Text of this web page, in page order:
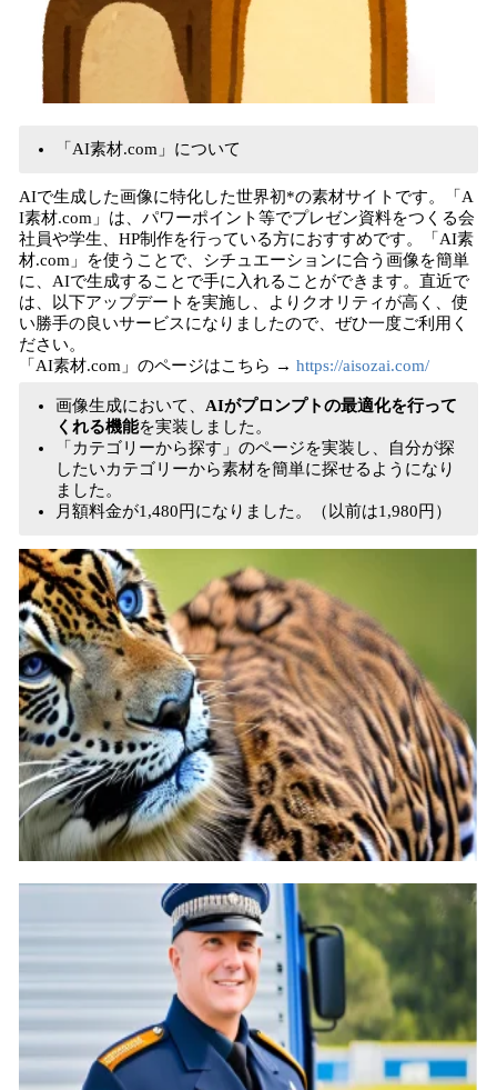
「AI素材.com」について
AIで生成した画像に特化した世界初*の素材サイトです。「A
I素材.com」は、パワーポイント等でプレゼン資料をつくる会
社員や学生、HP制作を行っている方におすすめです。「AI素
材.com」を使うことで、シチュエーションに合う画像を簡単
に、AIで生成することで手に入れることができます。直近で
は、以下アップデートを実施し、よりクオリティが高く、使
い勝手の良いサービスになりましたので、ぜひ一度ご利用く
ださい。
「AI素材.com」のページはこちら → https://aisozai.com/
画像生成において、 AIがプロンプトの最適化を行って
くれる機能を実装しました。
「カテゴリーから探す」のページを実装し、自分が探
したいカテゴリーから素材を簡単に探せるようになり
ました。
月額料金が1,480円になりました。（以前は1,980円）